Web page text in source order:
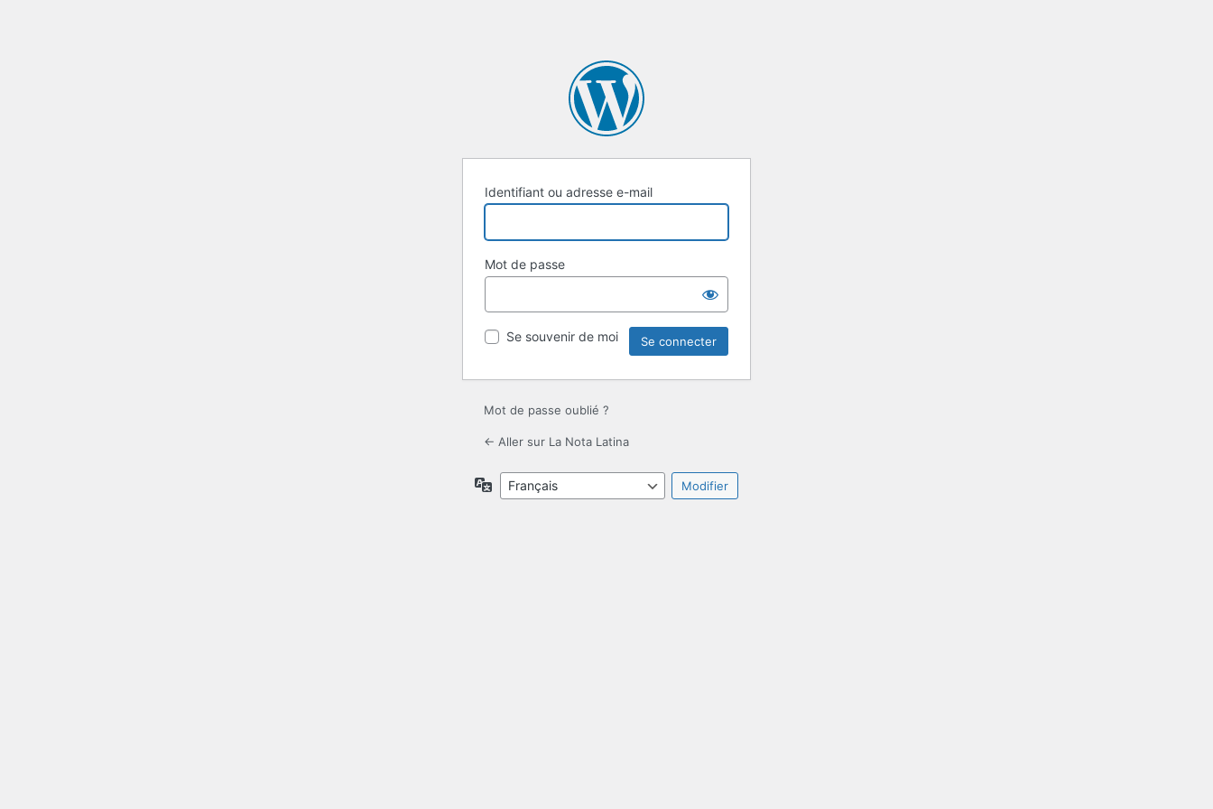
Identifiant ou adresse e-mail
Mot de passe
Se souvenir de moi
Mot de passe oublié ?
← Aller sur La Nota Latina
Langue